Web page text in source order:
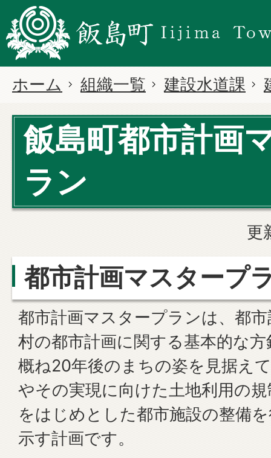
ホーム 組織一覧 建設水道課
飯島町都市計画
ラン
更
都市計画マスタープ
都市計画マスタープランは、都
村の都市計画に関する基本的な
概ね20年後のまちの姿を見据え
やその実現に向けた土地利用の
をはじめとした都市施設の整備
示す計画です。